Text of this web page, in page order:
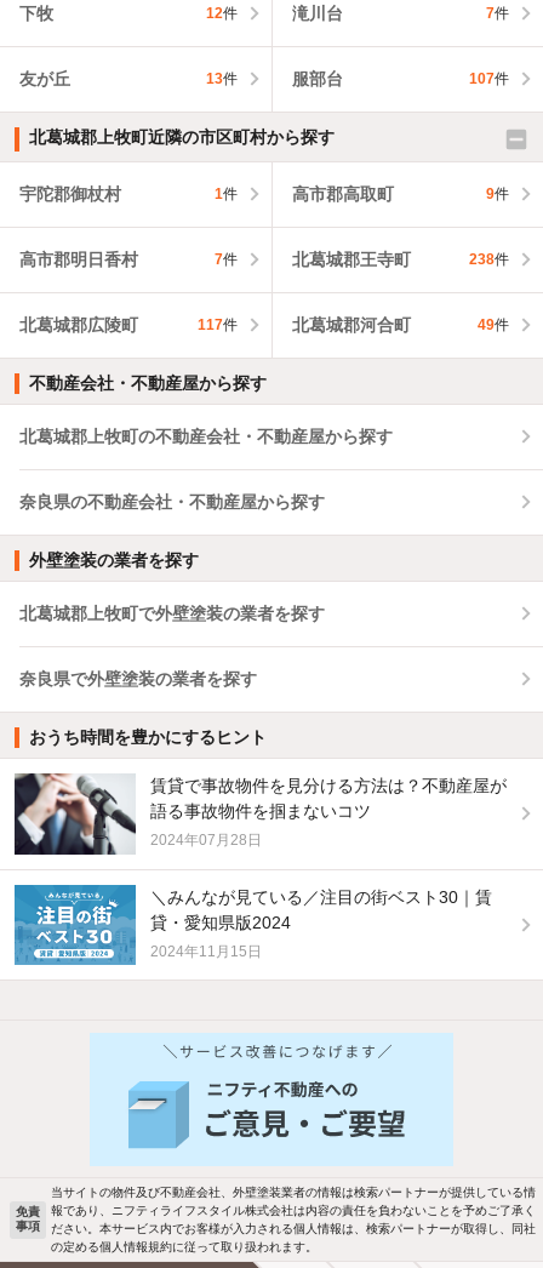
下牧 12件 滝川台 7件
友が丘 13件 服部台 107件
北葛城郡上牧町近隣の市区町村から探す
宇陀郡御杖村 1件 高市郡高取町 9件
高市郡明日香村 7件 北葛城郡王寺町 238件
北葛城郡広陵町 117件 北葛城郡河合町 49件
不動産会社・不動産屋から探す
北葛城郡上牧町の不動産会社・不動産屋から探す
奈良県の不動産会社・不動産屋から探す
外壁塗装の業者を探す
北葛城郡上牧町で外壁塗装の業者を探す
奈良県で外壁塗装の業者を探す
おうち時間を豊かにするヒント
賃貸で事故物件を見分ける方法は？不動産屋が
語る事故物件を掴まないコツ
2024年07月28日
＼みんなが見ている／注目の街ベスト30｜賃
貸・愛知県版2024
2024年11月15日
バス・トイレ別 2階以上
洗濯機置場あり 独立洗面台
免責
事項
当サイトの物件及び不動産会社、外壁塗装業者の情報は検索パートナーが提供している情
報であり、ニフティライフスタイル株式会社は内容の責任を負わないことを予めご了承く
ださい。本サービス内でお客様が入力される個人情報は、検索パートナーが取得し、同社
の定める個人情報規約に従って取り扱われます。